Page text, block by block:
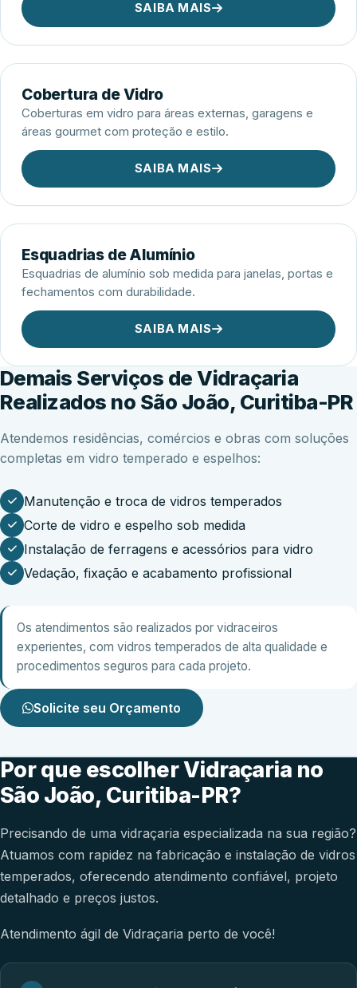
SAIBA MAIS
Cobertura de Vidro
Coberturas em vidro para áreas externas, garagens e
áreas gourmet com proteção e estilo.
SAIBA MAIS
Esquadrias de Alumínio
Esquadrias de alumínio sob medida para janelas, portas e
fechamentos com durabilidade.
SAIBA MAIS
Demais Serviços de Vidraçaria
Realizados no São João, Curitiba-PR
Atendemos residências, comércios e obras com soluções
completas em vidro temperado e espelhos:
Manutenção e troca de vidros temperados
Corte de vidro e espelho sob medida
Instalação de ferragens e acessórios para vidro
Vedação, fixação e acabamento profissional
Os atendimentos são realizados por vidraceiros
experientes, com vidros temperados de alta qualidade e
procedimentos seguros para cada projeto.
Solicite seu Orçamento
Por que escolher Vidraçaria no
São João, Curitiba-PR?
Precisando de uma vidraçaria especializada na sua região?
Atuamos com rapidez na fabricação e instalação de vidros
temperados, oferecendo atendimento confiável, projeto
detalhado e preços justos.
Atendimento ágil de Vidraçaria perto de você!